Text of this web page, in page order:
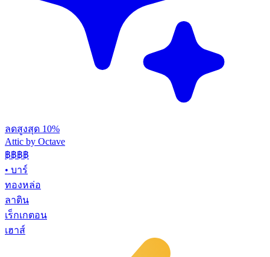
ลดสูงสุด 10%
Attic by Octave
฿฿฿฿
• บาร์
ทองหล่อ
ลาติน
เร็กเกตอน
เฮาส์